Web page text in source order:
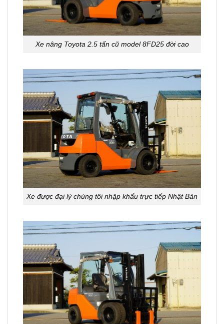
Xe nâng Toyota 2.5 tấn cũ model 8FD25 đời cao
Xe được đại lý chúng tôi nhập khẩu trực tiếp Nhật Bản